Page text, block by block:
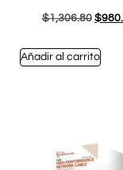
$1,306.80 $
Añadir al carrito